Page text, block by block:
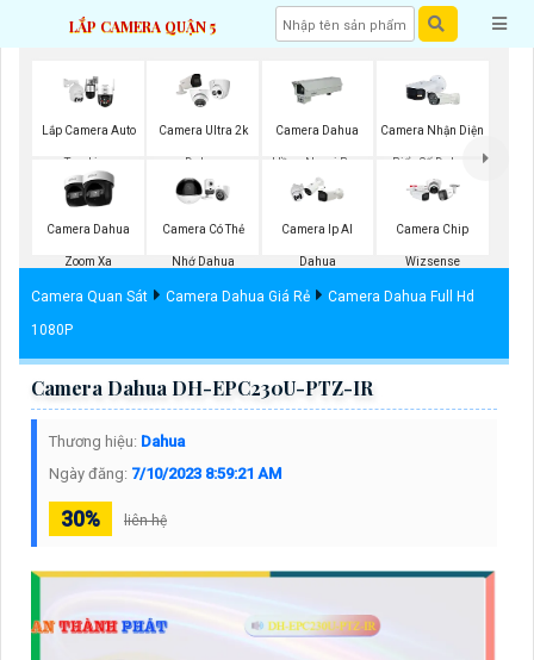
LẮP CAMERA QUẬN 5
Lắp Camera Auto
Tracking
Camera Ultra 2k
Dahua
Camera Dahua
Hồng Ngoại Ban
Đêm
Camera Nhận Diện
Biển Số Dahua
Camera Dahua
Zoom Xa
Camera Có Thẻ
Nhớ Dahua
Camera Ip AI
Dahua
Camera Chip
Wizsense
Camera Quan Sát Camera Dahua Giá Rẻ
Camera Dahua Full Hd
1080P
Camera Dahua DH-EPC230U-PTZ-IR
Thương hiệu: Dahua
Ngày đăng: 7/10/2023 8:59:21 AM
30% liên hệ